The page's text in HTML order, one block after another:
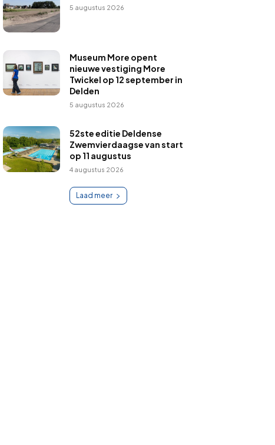
5 augustus 2026
Museum More opent
nieuwe vestiging More
Twickel op 12 september in
Delden
5 augustus 2026
52ste editie Deldense
Zwemvierdaagse van start
op 11 augustus
4 augustus 2026
Laad meer